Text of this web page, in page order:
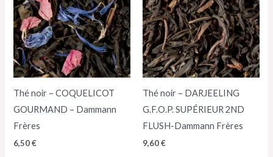
Thé noir – COQUELICOT
GOURMAND – Dammann
Frères
6,50€
Thé noir – DARJEELING
G.F.O.P. SUPÉRIEUR 2ND
FLUSH-Dammann Frères
9,60€